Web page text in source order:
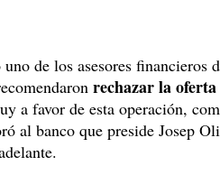
de los asesores financieros
rechazar la
a favor de esta operación,
al banco que preside Josep